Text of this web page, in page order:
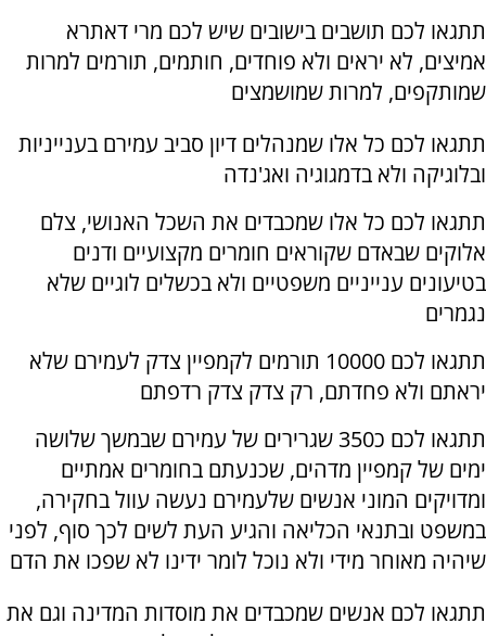
תתגאו לכם תושבים בישובים שיש לכם מרי דאתרא
אמיצים, לא יראים ולא פוחדים, חותמים, תורמים למרות
שמותקפים, למרות שמושמצים
תתגאו לכם כל אלו שמנהלים דיון סביב עמירם בענייניות
ובלוגיקה ולא בדמגוגיה ואג'נדה
תתגאו לכם כל אלו שמכבדים את השכל האנושי, צלם
אלוקים שבאדם שקוראים חומרים מקצועיים ודנים
בטיעונים ענייניים משפטיים ולא בכשלים לוגיים שלא
נגמרים
תתגאו לכם 10000 תורמים לקמפיין צדק לעמירם שלא
יראתם ולא פחדתם, רק צדק צדק רדפתם
תתגאו לכם כ350 שגרירים של עמירם שבמשך שלושה
ימים של קמפיין מדהים, שכנעתם בחומרים אמתיים
ומדויקים המוני אנשים שלעמירם נעשה עוול בחקירה,
במשפט ובתנאי הכליאה והגיע העת לשים לכך סוף, לפני
שיהיה מאוחר מידי ולא נוכל לומר ידינו לא שפכו את הדם
תתגאו לכם אנשים שמכבדים את מוסדות המדינה וגם את